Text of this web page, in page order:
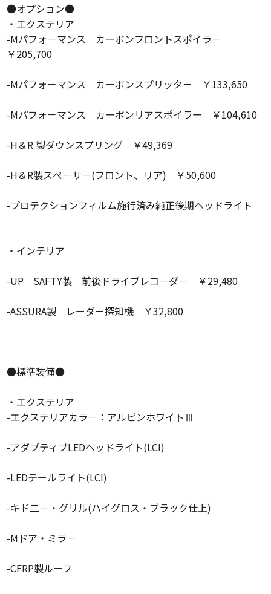
●オプション●
・エクステリア
-Mパフォ－マンス カーボンフロントスポイラ－
￥205,700
-Mパフォ－マンス カーボンスプリッタ－ ￥133,650
-Mパフォ－マンス カーボンリアスポイラー ￥104,610
-H＆R 製ダウンスプリング ￥49,369
-H＆R製スぺ－サ－(フロント、リア) ￥50,600
-プロテクションフィルム施行済み純正後期ヘッドライト
・インテリア
-UP SAFTY製 前後ドライブレコ－ダ－ ￥29,480
-ASSURA製 レーダ－探知機 ￥32,800
●標準装備●
・エクステリア
-エクステリアカラ－：アルピンホワイトⅢ
-アダプティブLEDヘッドライト(LCI)
-LEDテールライト(LCI)
-キド二－・グリル(ハイグロス・ブラック仕上)
-Mドア・ミラ－
-CFRP製ルーフ